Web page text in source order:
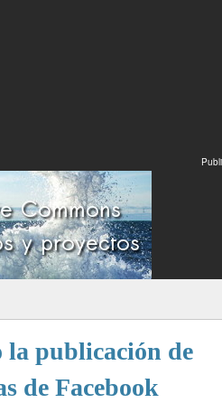
Publi
publicación de
de Facebook